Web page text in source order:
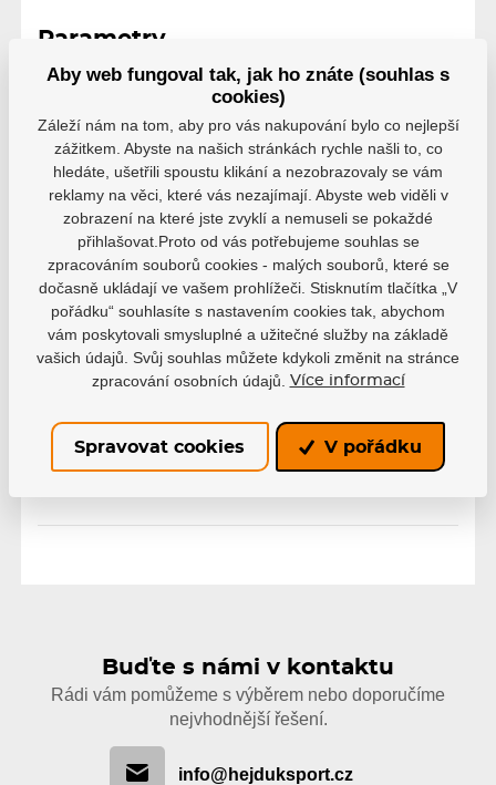
Parametry
Výrobce Powerslide
Řada Playlife
Varianty
Skladem 153 Kč
Buďte s námi v kontaktu
Rádi vám pomůžeme s výběrem nebo doporučíme
nejvhodnější řešení.
info@hejduksport.cz
Aby web fungoval tak, jak ho znáte (souhlas s
cookies)
Záleží nám na tom, aby pro vás nakupování bylo co nejlepší
zážitkem. Abyste na našich stránkách rychle našli to, co
hledáte, ušetřili spoustu klikání a nezobrazovaly se vám
reklamy na věci, které vás nezajímají. Abyste web viděli v
zobrazení na které jste zvyklí a nemuseli se pokaždé
přihlašovat.Proto od vás potřebujeme souhlas se
zpracováním souborů cookies - malých souborů, které se
dočasně ukládají ve vašem prohlížeči. Stisknutím tlačítka „V
pořádku“ souhlasíte s nastavením cookies tak, abychom
vám poskytovali smysluplné a užitečné služby na základě
vašich údajů. Svůj souhlas můžete kdykoli změnit na stránce
zpracování osobních údajů.
Více informací
Spravovat cookies V pořádku